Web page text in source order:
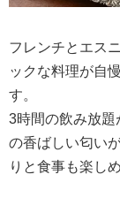
フレンチとエス
ックな料理が自
す。
3時間の飲み放
の香ばしい匂い
りと食事も楽し